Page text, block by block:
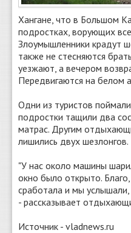
Хангане, что в Большом
подростках, ворующих
Злоумышленники крадут
также не стесняются
уезжают, а вечером
Передвигаются на белом
Одни из туристов
подростки тащили два
матрас. Другим
лишились двух шезлонгов.
"У нас около машины
окно было открыто.
сработала и мы услышали,
- рассказывает
Источник - vladnews.ru